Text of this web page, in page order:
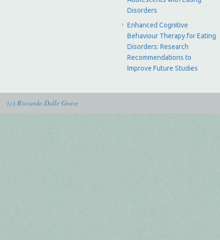
Disorders
Enhanced Cognitive
Behaviour Therapy for Eating
Disorders: Research
Recommendations to
Improve Future Studies
(c) Riccardo Dalle Grave